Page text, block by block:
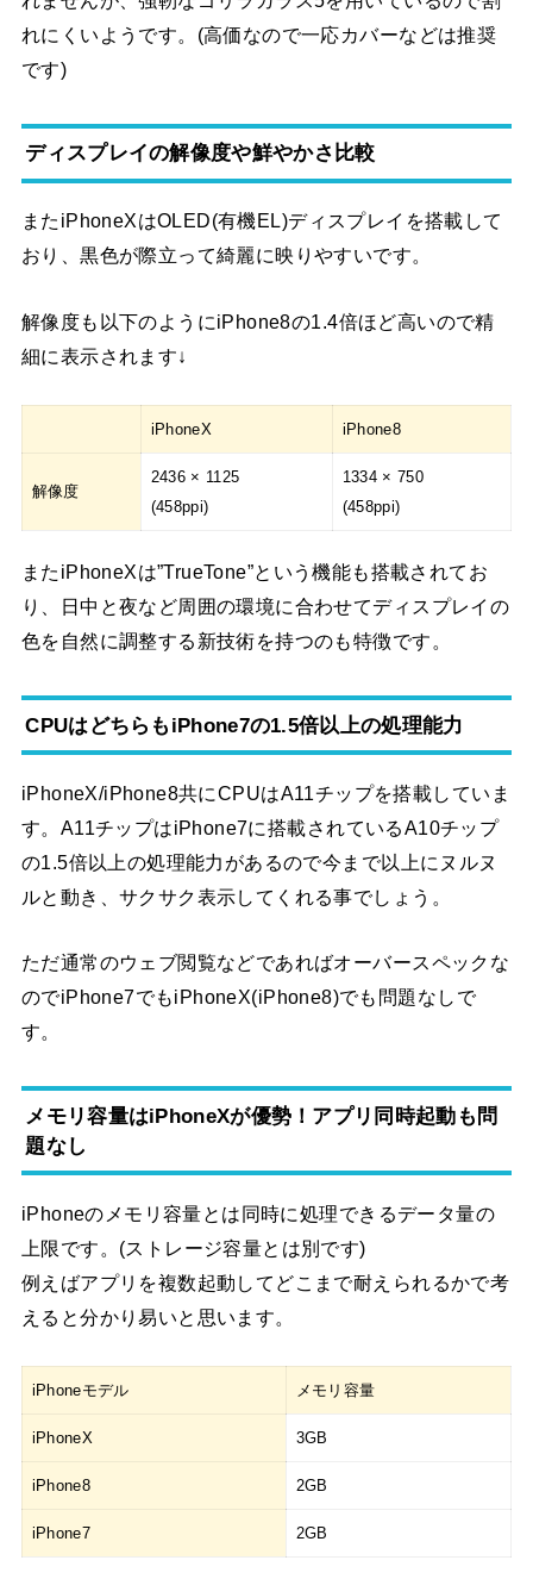
れにくいようです。(高価なので一応カバーなどは推奨
です)
ディスプレイの解像度や鮮やかさ比較
またiPhoneXはOLED(有機EL)ディスプレイを搭載して
おり、黒色が際立って綺麗に映りやすいです。
解像度も以下のようにiPhone8の1.4倍ほど高いので精
細に表示されます↓
iPhoneX iPhone8
解像度
2436 × 1125
(458ppi)
1334 × 750
(458ppi)
またiPhoneXは”TrueTone”という機能も搭載されてお
り、日中と夜など周囲の環境に合わせてディスプレイの
色を自然に調整する新技術を持つのも特徴です。
CPUはどちらもiPhone7の1.5倍以上の処理能力
iPhoneX/iPhone8共にCPUはA11チップを搭載していま
す。A11チップはiPhone7に搭載されているA10チップ
の1.5倍以上の処理能力があるので今まで以上にヌルヌ
ルと動き、サクサク表示してくれる事でしょう。
ただ通常のウェブ閲覧などであればオーバースペックな
のでiPhone7でもiPhoneX(iPhone8)でも問題なしで
す。
メモリ容量はiPhoneXが優勢！アプリ同時起動も問
題なし
iPhoneのメモリ容量とは同時に処理できるデータ量の
上限です。(ストレージ容量とは別です)
例えばアプリを複数起動してどこまで耐えられるかで考
えると分かり易いと思います。
iPhoneモデル メモリ容量
iPhoneX 3GB
iPhone8 2GB
iPhone7 2GB